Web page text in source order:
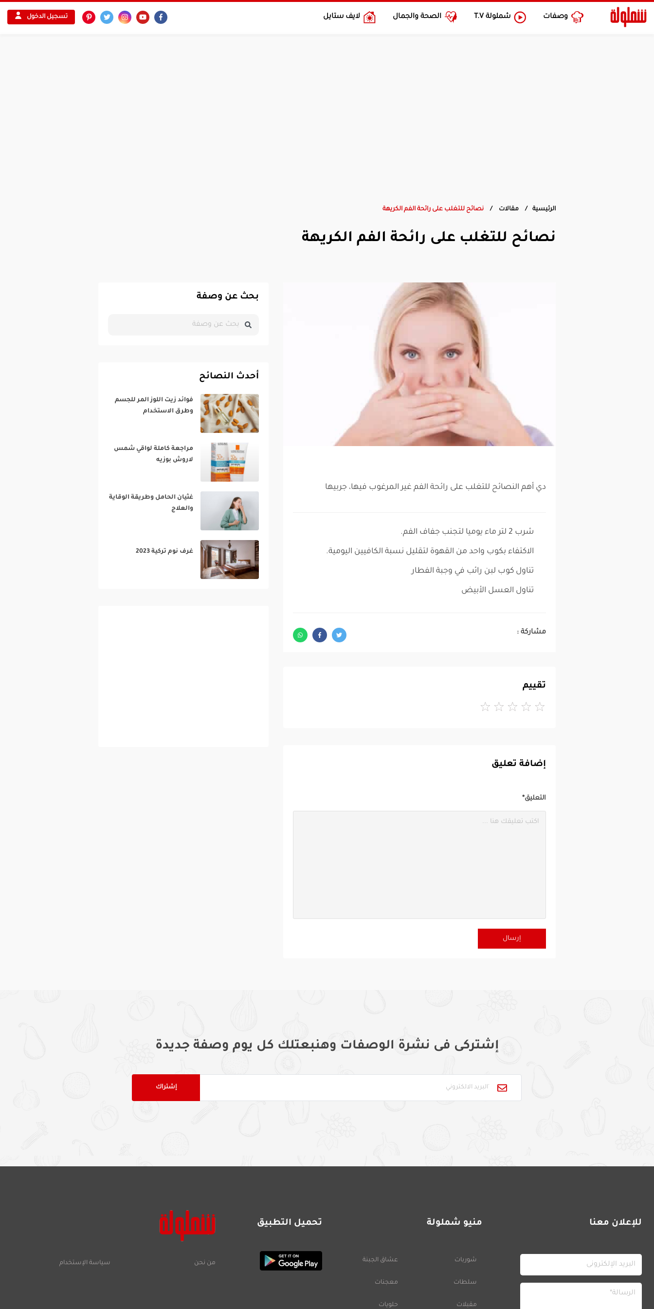
وصفات شملولة T.V الصحة والجمال لايف ستايل تسجيل الدخول
الرئيسية مقالات نصائح للتغلب على رائحة الفم الكريهة
نصائح للتغلب على رائحة الفم الكريهة
دي أهم النصائح للتغلب على رائحة الفم غير المرغوب فيها، جربيها
شرب 2 لتر ماء يوميا لتجنب جفاف الفم.
الاكتفاء بكوب واحد من القهوة لتقليل نسبة الكافيين اليومية.
تناول كوب لبن رائب في وجبة الفطار
تناول العسل الأبيض
مشاركة :
تقييم
إضافة تعليق
التعليق*
بحث عن وصفة
أحدث النصائح
فوائد زيت اللوز المر للجسم
وطرق الاستخدام‎
مراجعة كاملة لواقي شمس
لاروش بوزيه‎
غثيان الحامل وطريقة الوقاية
والعلاج‎
غرف نوم تركية 2023‎
إشتركى فى نشرة الوصفات وهنبعتلك كل يوم وصفة جديدة
للإعلان معنا منيو شملولة
شوربات
سلطات
مقبلات
عشاق الجبنة
معجنات
حلويات
تحميل التطبيق
من نحن سياسة الإستخدام